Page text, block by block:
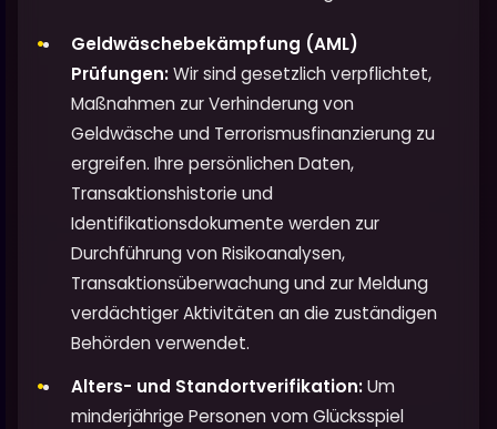
Geldwäschebekämpfung (AML)
Prüfungen:Wir sind gesetzlich verpflichtet,
Maßnahmen zur Verhinderung von
Geldwäsche und Terrorismusfinanzierung zu
ergreifen. Ihre persönlichen Daten,
Transaktionshistorie und
Identifikationsdokumente werden zur
Durchführung von Risikoanalysen,
Transaktionsüberwachung und zur Meldung
verdächtiger Aktivitäten an die zuständigen
Behörden verwendet.
Alters- und Standortverifikation:Um
minderjährige Personen vom Glücksspiel